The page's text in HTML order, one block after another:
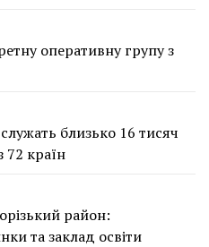
оперативну групу з
близько 16 тисяч
72 країн
район:
та заклад освіти